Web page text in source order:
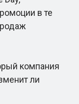
в те
компания
ли